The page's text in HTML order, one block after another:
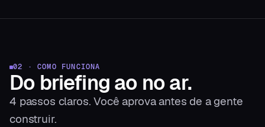
02 · COMO FUNCIONA
Do briefing ao no ar.
4 passos claros. Você aprova antes de a gente
construir.